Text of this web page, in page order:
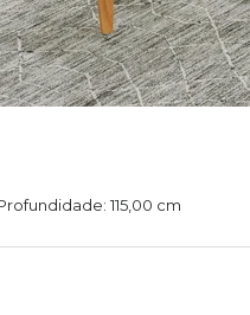
115,00 cm